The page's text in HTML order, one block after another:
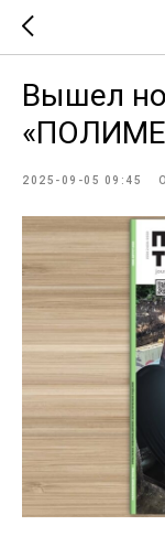
Вышел
2025-09-05 09:45